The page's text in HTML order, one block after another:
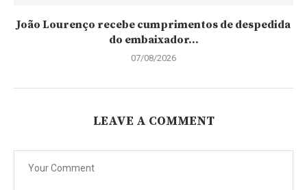
João Lourenço recebe cumprimentos de despedida
do embaixador...
07/08/2026
LEAVE A COMMENT